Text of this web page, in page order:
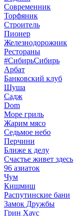
Современник
Торфяник
Строитель
Пионер
Железнодорожник
Рестораны
#СибирьСибирь
Арбат
Банковский клуб
Шуша
Садж
Dom
Море гриль
Жарим мясо
Седьмое небо
Перчини
Ближе к делу
Счастье живет здесь
96 азиаток
Чум
Кишмиш
Распутинские бани
Замок Дружбы
Грин Хаус